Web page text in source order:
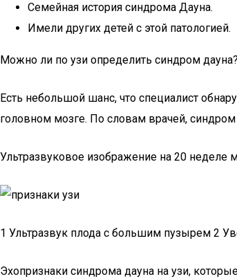
Семейная история синдрома Дауна.
Имели других детей с этой патологией.
Можно ли по узи определить синдром дауна?
Есть небольшой шанс, что специалист
головном мозге. По словам врачей,
Ультразвуковое изображение на 20 неделе
1 Ультразвук плода с большим пузырем 2
Эхопризнаки синдрома дауна на узи,